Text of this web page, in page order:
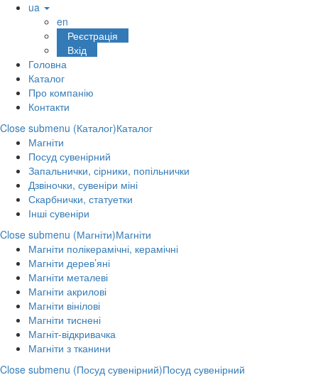
ua
en
Реєстрація
Вхід
Головна
Каталог
Про компанію
Контакти
Close submenu (Каталог)Каталог
Магніти
Посуд сувенірний
Запальнички, сірники, попільнички
Дзвіночки, сувеніри міні
Скарбнички, статуетки
Інші сувеніри
Close submenu (Магніти)Магніти
Магніти полікерамічні, керамічні
Магніти дерев’яні
Магніти металеві
Магніти акрилові
Магніти вінілові
Магніти тиснені
Магніт-відкривачка
Магніти з тканини
Close submenu (Посуд сувенірний)Посуд сувенірний